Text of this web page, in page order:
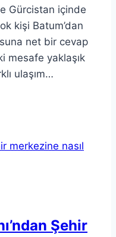
Gürcistan içinde
kişi Batum’dan
net bir cevap
mesafe yaklaşık
ulaşım…
Şehir